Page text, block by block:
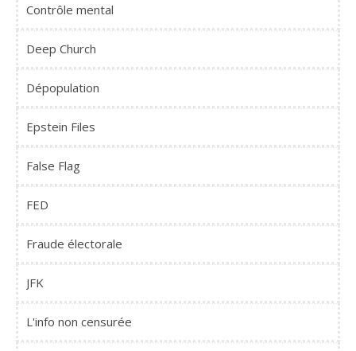
Contrôle mental
Deep Church
Dépopulation
Epstein Files
False Flag
FED
Fraude électorale
JFK
L'info non censurée